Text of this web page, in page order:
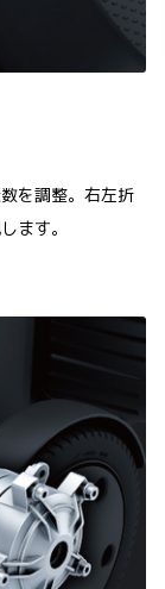
を調整。右左折
ます。